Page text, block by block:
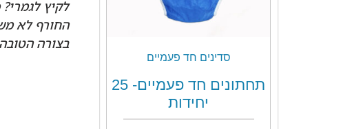
סדינים חד פעמיים
תחתונים חד פעמיים- 25
יחידות
לקיץ
החורף לא
בצורה